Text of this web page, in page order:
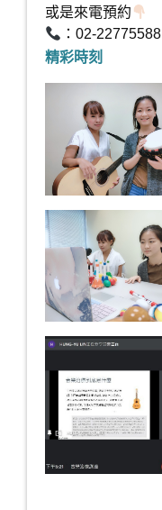
或是來電預約
：02-22775588
精彩時刻